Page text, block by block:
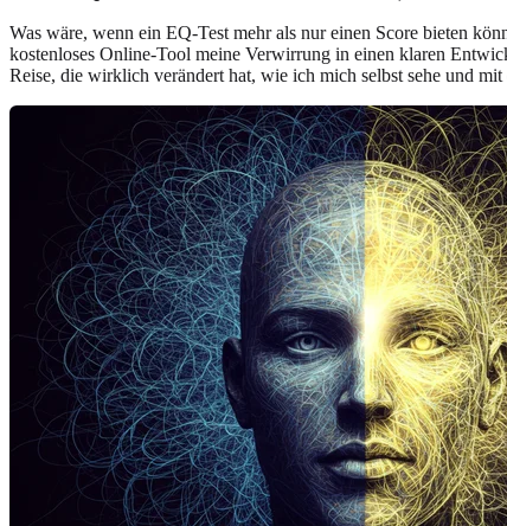
Was wäre, wenn ein EQ-Test mehr als nur einen Score bieten
kostenloses Online-Tool meine Verwirrung in einen klaren
Reise, die wirklich verändert hat, wie ich mich selbst sehe und mit